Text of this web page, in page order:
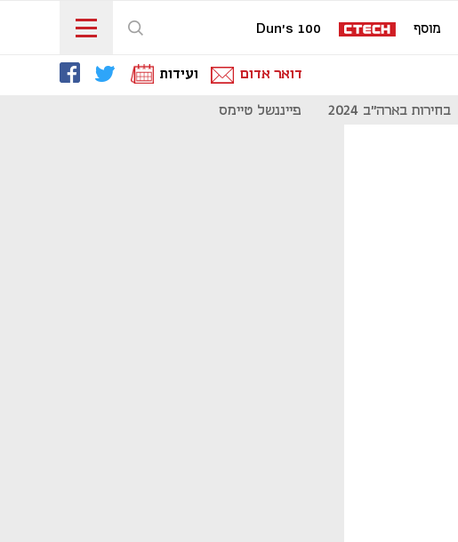
מוסף Dun's 100
דואר אדום ועידות
בחירות בארה"ב 2024 פייננשל טיימס